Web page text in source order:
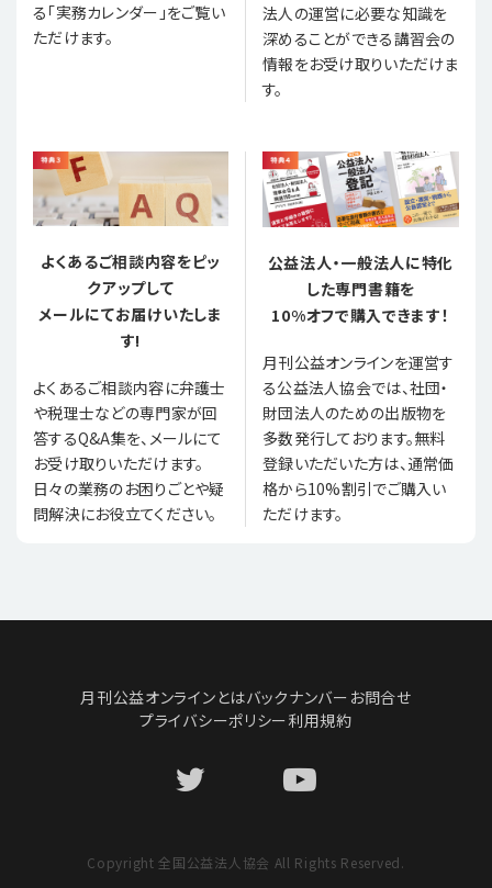
る「実務カレンダー」をご覧い
ただけます。
法人の運営に必要な知識を
深めることができる講習会の
情報をお受け取りいただけま
す。
よくあるご相談内容をピッ
クアップして
メールにてお届けいたしま
す!
よくあるご相談内容に弁護士
や税理士などの専門家が回
答するQ&A集を、メールにて
お受け取りいただけます。
日々の業務のお困りごとや疑
問解決にお役立てください。
公益法人・一般法人に特化
した専門書籍を
10%オフで購入できます！
月刊公益オンラインを運営す
る公益法人協会では、社団・
財団法人のための出版物を
多数発行しております。無料
登録いただいた方は、通常価
格から10%割引でご購入い
ただけます。
月刊公益オンラインとはバックナンバー お問合せ
プライバシーポリシー利用規約
Copyright 全国公益法人協会 All Rights Reserved.